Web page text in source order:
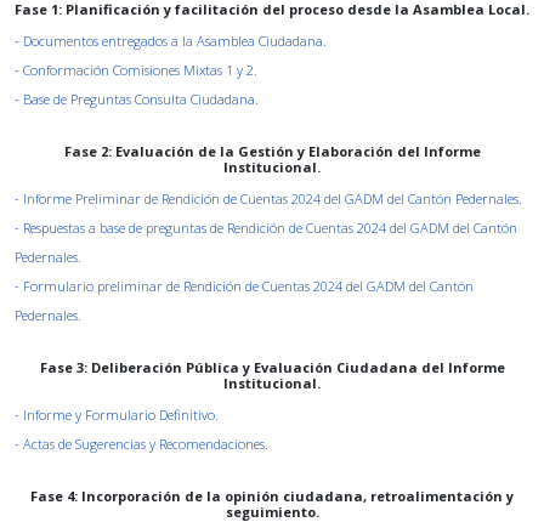
Fase 1: Planificación y facilitación del proceso desde la Asamblea Local.
- Documentos entregados a la Asamblea Ciudadana.
- Conformación Comisiones Mixtas 1 y 2.
- Base de Preguntas Consulta Ciudadana.
Fase 2: Evaluación de la Gestión y Elaboración del Informe
Institucional.
- Informe Preliminar de Rendición de Cuentas 2024 del GADM del Cantón Pedernales.
- Respuestas a base de preguntas de Rendición de Cuentas 2024 del GADM del Cantón
Pedernales.
- Formulario preliminar de Rendición de Cuentas 2024 del GADM del Cantón
Pedernales.
Fase 3: Deliberación Pública y Evaluación Ciudadana del Informe
Institucional.
- Informe y Formulario Definitivo.
- Actas de Sugerencias y Recomendaciones.
Fase 4: Incorporación de la opinión ciudadana, retroalimentación y
seguimiento.